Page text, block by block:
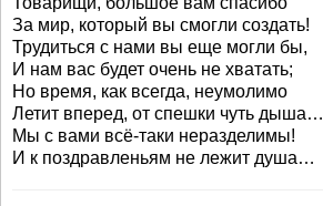
За мир, который вы смогли создать!
Трудиться с нами вы еще могли бы,
И нам вас будет очень не хватать;
Но время, как всегда, неумолимо
Летит вперед, от спешки чуть дыша…
Мы с вами всё-таки неразделимы!
И к поздравленьям не лежит душа…